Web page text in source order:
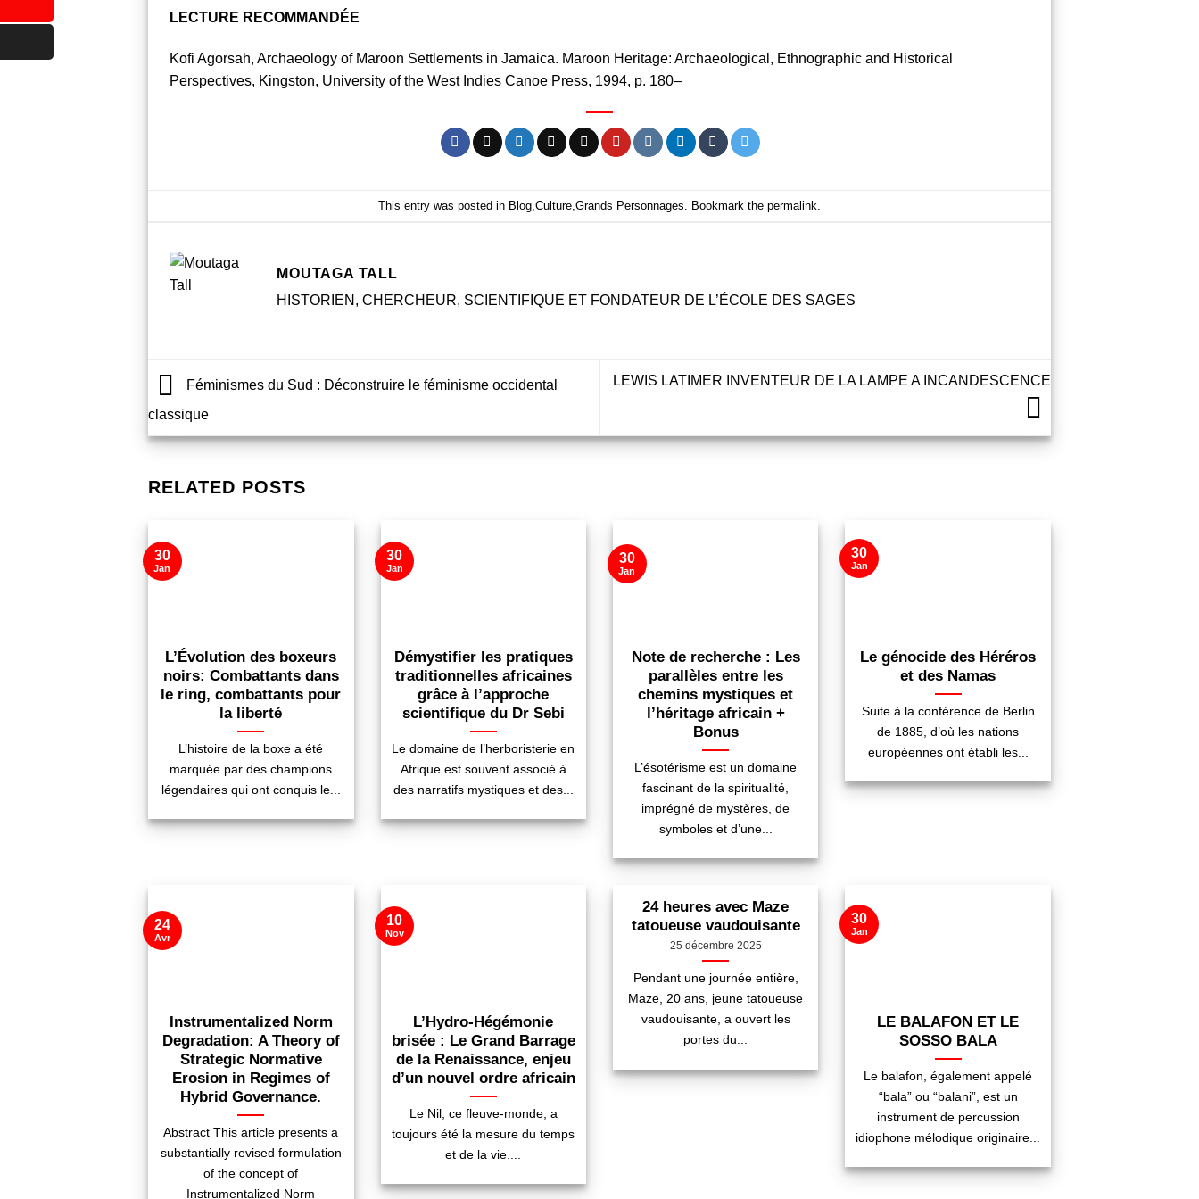
LECTURE RECOMMANDÉE
Kofi Agorsah, Archaeology of Maroon Settlements in Jamaica. Maroon Heritage: Archaeological, Ethnographic and Historical
Perspectives, Kingston, University of the West Indies Canoe Press, 1994, p. 180–
This entry was posted in Blog Culture Grands Personnages . Bookmark the permalink
MOUTAGA TALL
HISTORIEN, CHERCHEUR, SCIENTIFIQUE ET FONDATEUR DE L’ÉCOLE DES SAGES
Féminismes du Sud : Déconstruire le féminisme occidental
classique
LEWIS LATIMER INVENTEUR DE LA LAMPE A INCANDESCENCE
RELATED POSTS
L’Évolution des boxeurs
noirs: Combattants dans
le ring, combattants pour
la liberté
L’histoire de la boxe a été
marquée par des champions
légendaires qui ont conquis le...
30
Jan
Démystifier les pratiques
traditionnelles africaines
grâce à l’approche
scientifique du Dr Sebi
Le domaine de l’herboristerie en
Afrique est souvent associé à
des narratifs mystiques et des...
30
Jan
Note de recherche : Les
parallèles entre les
chemins mystiques et
l’héritage africain +
Bonus
L’ésotérisme est un domaine
fascinant de la spiritualité,
imprégné de mystères, de
symboles et d’une...
30
Jan
Le génocide des Héréros
et des Namas
Suite à la conférence de Berlin
de 1885, d’où les nations
européennes ont établi les...
30
Jan
Instrumentalized Norm
Degradation: A Theory of
Strategic Normative
Erosion in Regimes of
Hybrid Governance.
Abstract This article presents a
substantially revised formulation
of the concept of
Instrumentalized Norm
24
Avr
L’Hydro-Hégémonie
brisée : Le Grand Barrage
de la Renaissance, enjeu
d’un nouvel ordre africain
Le Nil, ce fleuve-monde, a
toujours été la mesure du temps
et de la vie....
10
Nov
24 heures avec Maze
tatoueuse vaudouisante
25 décembre 2025
Pendant une journée entière,
Maze, 20 ans, jeune tatoueuse
vaudouisante, a ouvert les
portes du...
LE BALAFON ET LE
SOSSO BALA
Le balafon, également appelé
“bala” ou “balani”, est un
instrument de percussion
idiophone mélodique originaire...
30
Jan